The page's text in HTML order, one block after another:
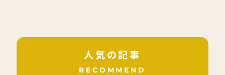
人気の記事
RECOMMEND